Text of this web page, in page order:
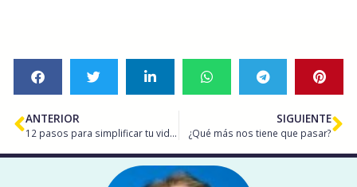
ANTERIOR
12 pasos para simplificar tu vida según Wayne Dyer
SIGUIENTE
¿Qué más nos tiene que pasar?